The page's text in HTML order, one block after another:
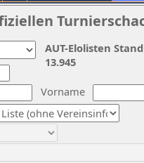
Vorname
AUT-Elolisten
13.945